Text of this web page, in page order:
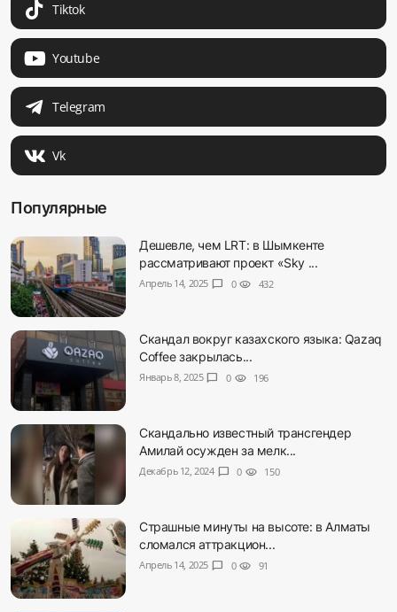
Tiktok
Youtube
Telegram
Vk
Популярные
Дешевле, чем LRT: в Шымкенте
рассматривают проект «Sky ...
Апрель 14, 2025 chat_bubble 0 visibility 432
Скандал вокруг казахского языка: Qazaq
Coffee закрылась...
Январь 8, 2025 chat_bubble 0 visibility 196
Скандально известный трансгендер
Амилай осужден за мелк...
Декабрь 12, 2024 chat_bubble 0 visibility 150
Страшные минуты на высоте: в Алматы
сломался аттракцион...
Апрель 14, 2025 chat_bubble 0 visibility 91